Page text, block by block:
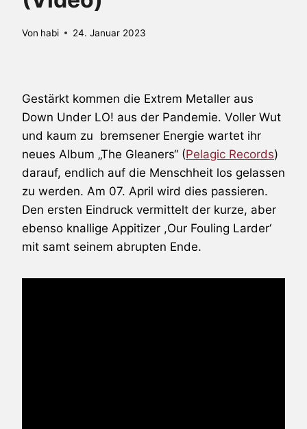
Von habi 24. Januar 2023
Gestärkt kommen die Extrem Metaller aus
Down Under LO! aus der Pandemie. Voller Wut
und kaum zu bremsener Energie wartet ihr
neues Album „The Gleaners“ (Pelagic Records)
darauf, endlich auf die Menschheit los gelassen
zu werden. Am 07. April wird dies passieren.
Den ersten Eindruck vermittelt der kurze, aber
ebenso knallige Appitizer ,Our Fouling Larder‘
mit samt seinem abrupten Ende.